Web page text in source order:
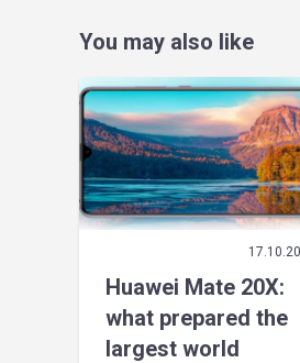
You may also like
Huawei Mate 20X:
what prepared the
largest world